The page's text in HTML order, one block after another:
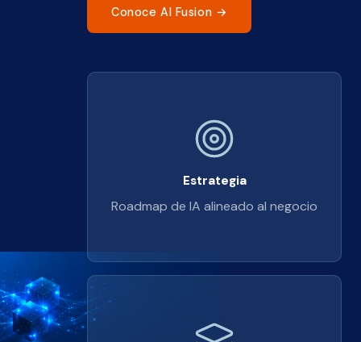
Conoce AI Fusion
Estrategia
Roadmap de IA alineado al negocio